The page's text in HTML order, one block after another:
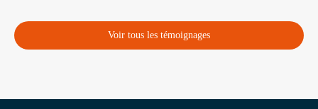
Voir tous les témoignages